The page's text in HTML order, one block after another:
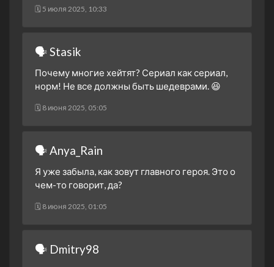
🗓 5 июля 2025, 10:33
🗣 Stasik
Почему многие хейтят? Сериал как сериал,
норм! Не все должны быть шедеврами. 😆
🗓 8 июня 2025, 05:05
🗣 Anya_Rain
Я уже забыла, как зовут главного героя. Это о
чем-то говорит, да?
🗓 8 июня 2025, 01:05
🗣 Dmitry98